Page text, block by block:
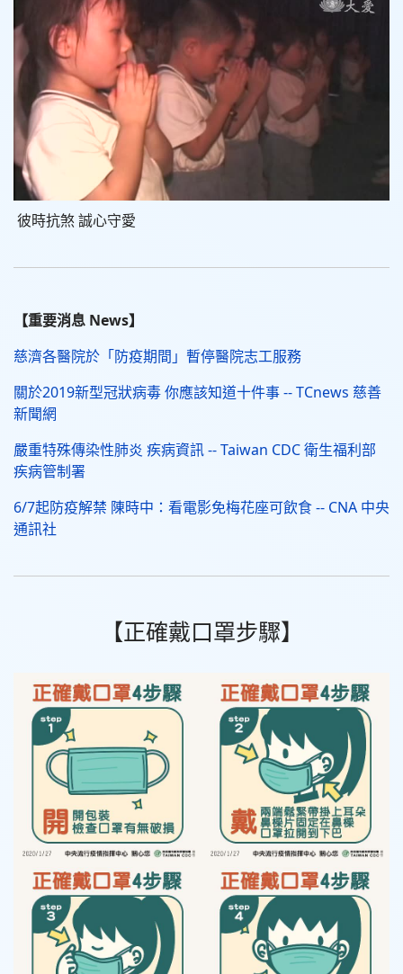
彼時抗煞 誠心守愛
【重要消息 News】
慈濟各醫院於「防疫期間」暫停醫院志工服務
關於2019新型冠狀病毒 你應該知道十件事 -- TCnews 慈善
新聞網
嚴重特殊傳染性肺炎 疾病資訊 -- Taiwan CDC 衛生福利部
疾病管制署
6/7起防疫解禁 陳時中：看電影免梅花座可飲食 -- CNA 中央
通訊社
【正確戴口罩步驟】